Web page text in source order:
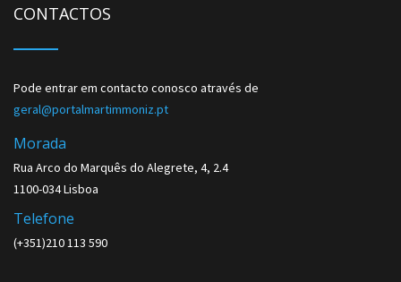
CONTACTOS
Pode entrar em contacto conosco através de
geral@portalmartimmoniz.pt
Morada
Rua Arco do Marquês do Alegrete, 4, 2.4
1100-034 Lisboa
Telefone
(+351)210 113 590